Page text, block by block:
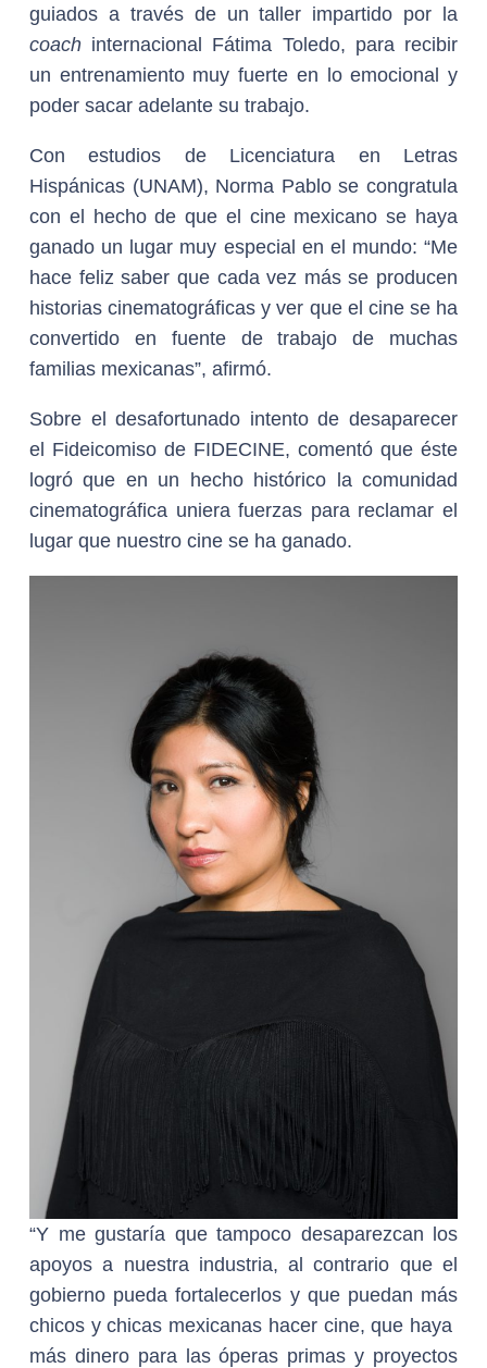
guiados a través de un taller impartido por la
coach internacional Fátima Toledo, para recibir
un entrenamiento muy fuerte en lo emocional y
poder sacar adelante su trabajo.
Con estudios de Licenciatura en Letras
Hispánicas (UNAM), Norma Pablo se congratula
con el hecho de que el cine mexicano se haya
ganado un lugar muy especial en el mundo: “Me
hace feliz saber que cada vez más se producen
historias cinematográficas y ver que el cine se ha
convertido en fuente de trabajo de muchas
familias mexicanas”, afirmó.
Sobre el desafortunado intento de desaparecer
el Fideicomiso de FIDECINE, comentó que éste
logró que en un hecho histórico la comunidad
cinematográfica uniera fuerzas para reclamar el
lugar que nuestro cine se ha ganado.
“Y me gustaría que tampoco desaparezcan los
apoyos a nuestra industria, al contrario que el
gobierno pueda fortalecerlos y que puedan más
chicos y chicas mexicanas hacer cine, que haya
más dinero para las óperas primas y proyectos